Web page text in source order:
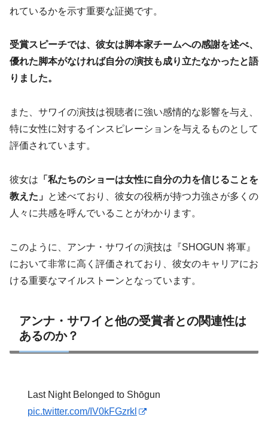
れているかを示す重要な証拠です。
受賞スピーチでは、彼女は脚本家チームへの感謝を述べ、
優れた脚本がなければ自分の演技も成り立たなかったと語
りました。
また、サワイの演技は視聴者に強い感情的な影響を与え、
特に女性に対するインスピレーションを与えるものとして
評価されています。
彼女は 「私たちのショーは女性に自分の力を信じることを
教えた」 と述べており、彼女の役柄が持つ力強さが多くの
人々に共感を呼んでいることがわかります。
このように、アンナ・サワイの演技は『SHOGUN 将軍』
において非常に高く評価されており、彼女のキャリアにお
ける重要なマイルストーンとなっています。
アンナ・サワイと他の受賞者との関連性は
あるのか？
Last Night Belonged to Shōgun
pic.twitter.com/IV0kFGzrkl